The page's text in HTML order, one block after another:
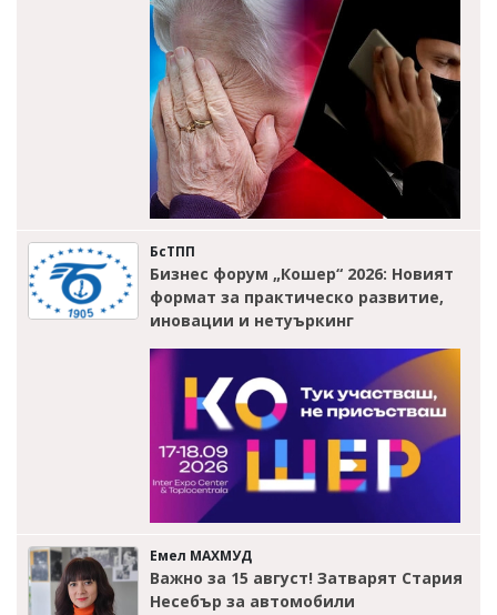
БсТПП
Бизнес форум „Кошер“ 2026: Новият
формат за практическо развитие,
иновации и нетуъркинг
Емел МАХМУД
Важно за 15 август! Затварят Стария
Несебър за автомобили